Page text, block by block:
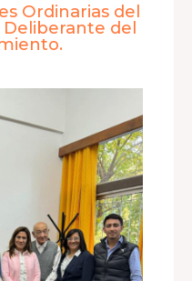
Ordinarias del
del